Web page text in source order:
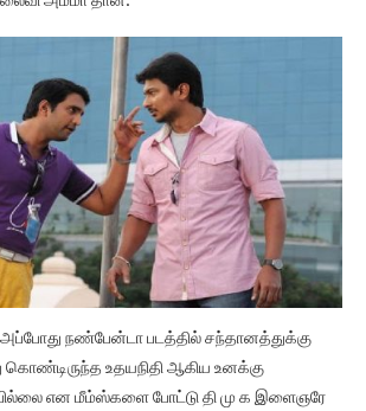
நண்பேன்டா படத்தில் சந்தானத்துக்கு
கொண்டிருந்த உதயநிதி ஆகிய உனக்கு
என மீம்ஸ்களை போட்டு தி மு க இளைஞரே